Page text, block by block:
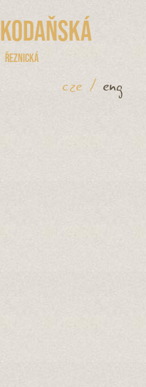
Kodaňská
Řeznická
cze / eng